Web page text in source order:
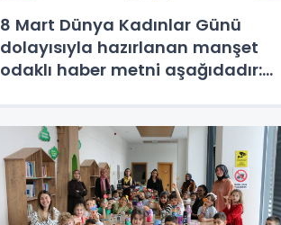
8 Mart Dünya Kadınlar Günü
dolayısıyla hazırlanan manşet
odaklı haber metni aşağıdadır:
TOPLUM GÜÇLÜDÜR”